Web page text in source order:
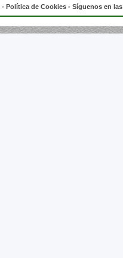
- Política de Cookies - Síguenos en